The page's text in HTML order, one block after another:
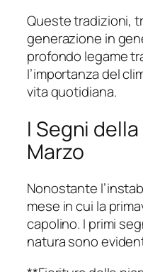
Queste tradizioni,
generazione in
profondo legame
l’importanza del
vita quotidiana.
I Segni
Marzo
Nonostante
mese in cui la
capolino. I primi
natura sono